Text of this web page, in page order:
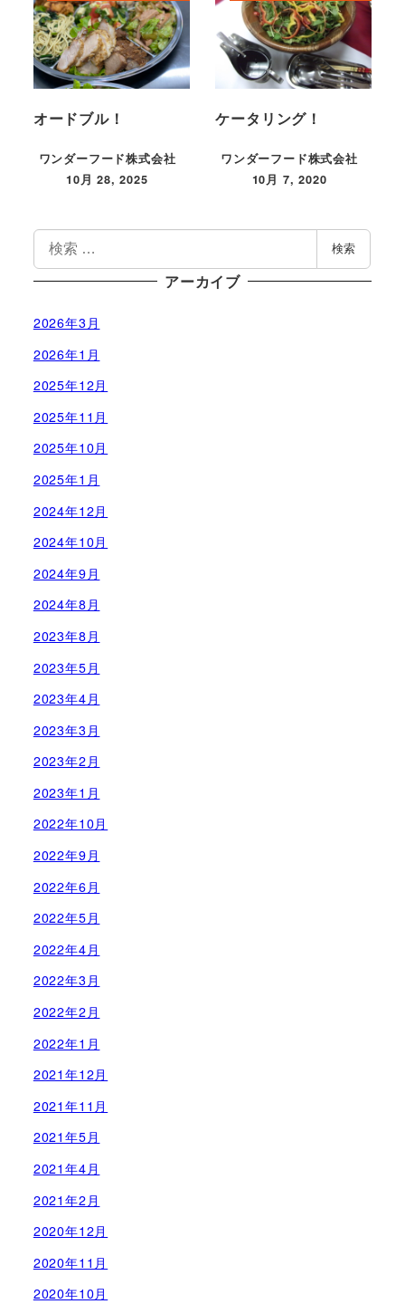
オードブル！
ワンダーフード株式会社
投稿日
10月 28, 2025
ケータリング！
ワンダーフード株式会社
投稿日
10月 7, 2020
検
索
検索
アーカイブ
2026年3月
2026年1月
2025年12月
2025年11月
2025年10月
2025年1月
2024年12月
2024年10月
2024年9月
2024年8月
2023年8月
2023年5月
2023年4月
2023年3月
2023年2月
2023年1月
2022年10月
2022年9月
2022年6月
2022年5月
2022年4月
2022年3月
2022年2月
2022年1月
2021年12月
2021年11月
2021年5月
2021年4月
2021年2月
2020年12月
2020年11月
2020年10月